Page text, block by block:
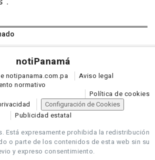
notiPanamá
notipanama.com.pa
Aviso legal
normativo
Política de cookies
Configuración de Cookies
Publicidad estatal
Está expresamente prohibida la redistribución
o parte de los contenidos de esta web sin su
y expreso consentimiento.